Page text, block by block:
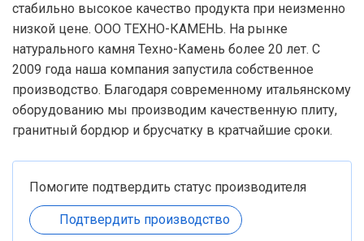
стабильно высокое качество продукта при неизменно
низкой цене. ООО ТЕХНО-КАМЕНЬ. На рынке
натурального камня Техно-Камень более 20 лет. С
2009 года наша компания запустила собственное
производство. Благодаря современному итальянскому
оборудованию мы производим качественную плиту,
гранитный бордюр и брусчатку в кратчайшие сроки.
Помогите подтвердить статус производителя
Подтвердить производство